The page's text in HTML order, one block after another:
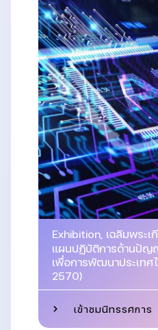
Exhibition, เฉลิมพระเ
แผนปฏิบัติการด้านปัญ
เพื่อการพัฒนาประเท
2570)
เข้าชมนิทรรศการ